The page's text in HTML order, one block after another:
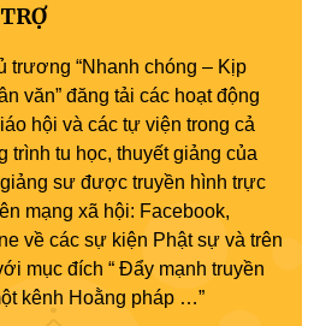
trương “Nhanh chóng – Kịp
văn” đăng tải các hoạt động
hội và các tự viện trong cả
tu học, thuyết giảng của
sư được truyền hình trực
mạng xã hội: Facebook,
về các sự kiện Phật sự và trên
mục đích “ Đẩy mạnh truyền
kênh Hoằng pháp …”